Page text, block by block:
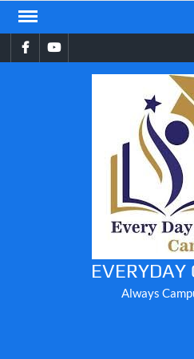
Skip
contentFacebookYouTube
EVERYDAY
Always